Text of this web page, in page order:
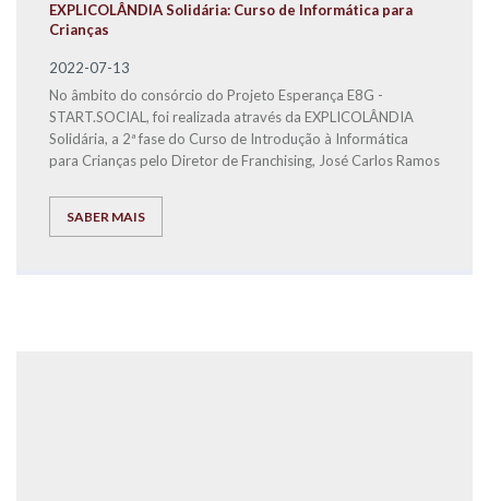
EXPLICOLÂNDIA Solidária: Curso de Informática para
Crianças
2022-07-13
No âmbito do consórcio do Projeto Esperança E8G -
START.SOCIAL, foi realizada através da EXPLICOLÂNDIA
Solidária, a 2ª fase do Curso de Introdução à Informática
para Crianças pelo Diretor de Franchising, José Carlos Ramos
SABER MAIS